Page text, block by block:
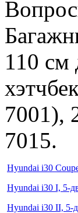
110 см
7001),
7015.
Hyundai i30
Hyundai i30 I, 5-
Hyundai i30 II, 5-